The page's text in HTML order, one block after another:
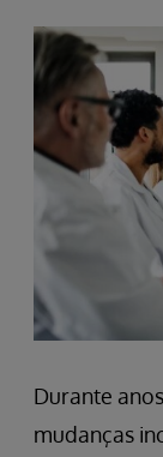
Durante
mudanças